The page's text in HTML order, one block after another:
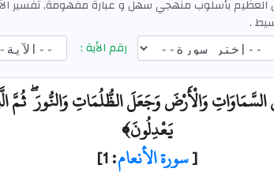
.
رقم الأية :
وَالْأَرْضَ وَجَعَلَ الظُّلُمَاتِ وَالنُّورَ ۖ ثُمَّ
يَعْدِلُونَ﴾
[سورة الأنعام: 1]